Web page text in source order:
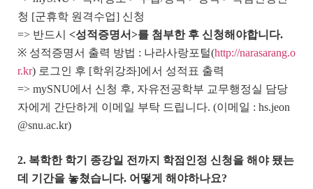
청 [군휴학 원격수업] 신청
=> 반드시 <성적증명서>를 첨부한 후 신청해야합니다.
※ 성적증명서 출력 방법 : 나라사랑포털(http://narasarang.o
r.kr) 로그인 후 [학위강좌]에서 성적표 출력
=> mySNU에서 신청 후, 자유전공학부 교무행정실 담당
자에게 간단하게 이메일 부탁 드립니다. (이메일 : hs.jeon
@snu.ac.kr)
2. 복학한 학기 종강일 전까지 학점인정 신청을 해야 됐는
데 기간을 놓쳤습니다. 어떻게 해야하나요?